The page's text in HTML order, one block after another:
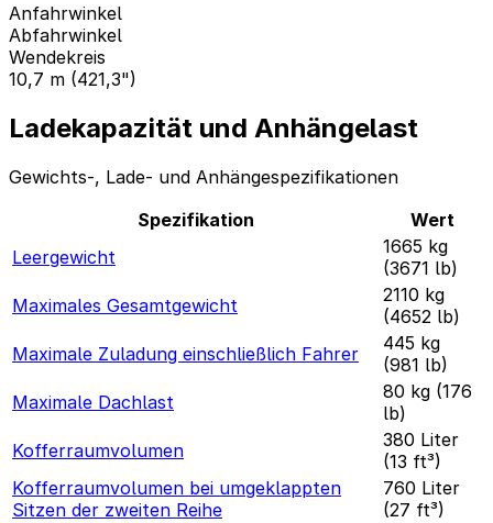
Anfahrwinkel
Abfahrwinkel
Wendekreis
10,7 m (421,3")
Ladekapazität und Anhängelast
Gewichts-, Lade- und Anhängespezifikationen
Spezifikation
Wert
Leergewicht
1665 kg
(3671 lb)
Maximales Gesamtgewicht
2110 kg
(4652 lb)
Maximale Zuladung einschließlich Fahrer
445 kg
(981 lb)
Maximale Dachlast
80 kg (176
lb)
Kofferraumvolumen
380 Liter
(13 ft³)
Kofferraumvolumen bei umgeklappten
Sitzen der zweiten Reihe
760 Liter
(27 ft³)